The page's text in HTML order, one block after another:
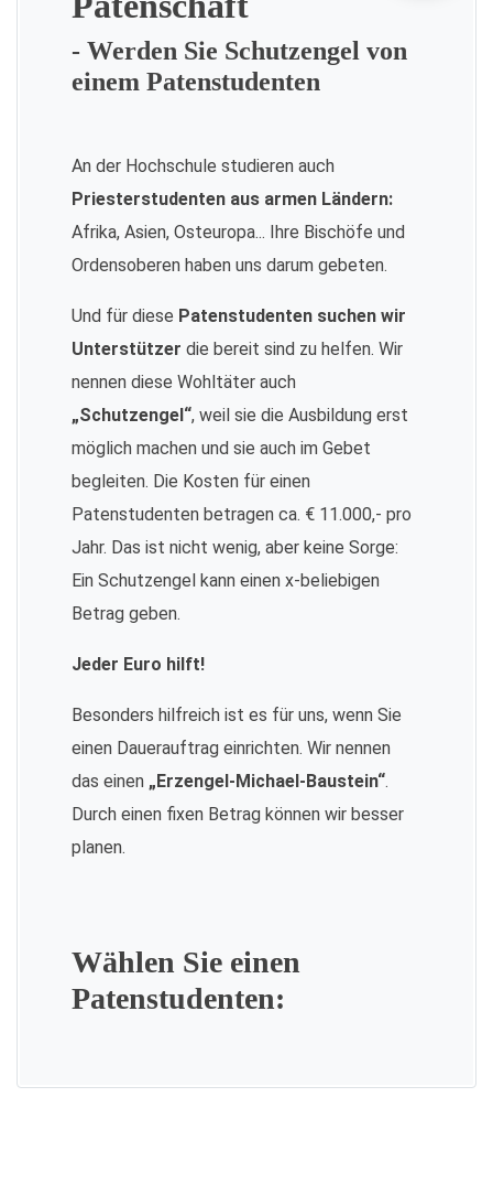
- Werden Sie Schutzengel von
einem Patenstudenten
An der Hochschule studieren auch
Priesterstudenten aus armen Ländern:
Afrika, Asien, Osteuropa... Ihre Bischöfe und
Ordensoberen haben uns darum gebeten.
Und für diese Patenstudenten suchen wir
Unterstützer die bereit sind zu helfen. Wir
nennen diese Wohltäter auch
„Schutzengel“, weil sie die Ausbildung erst
möglich machen und sie auch im Gebet
begleiten. Die Kosten für einen
Patenstudenten betragen ca. € 11.000,- pro
Jahr. Das ist nicht wenig, aber keine Sorge:
Ein Schutzengel kann einen x-beliebigen
Betrag geben.
Jeder Euro hilft!
Besonders hilfreich ist es für uns, wenn Sie
einen Dauerauftrag einrichten. Wir nennen
das einen „Erzengel-Michael-Baustein“.
Durch einen fixen Betrag können wir besser
planen.
Wählen Sie einen
Patenstudenten: